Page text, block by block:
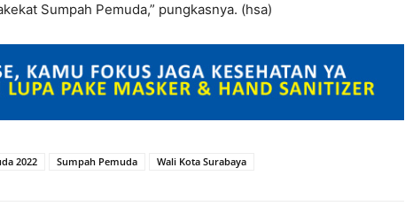
Sumpah Pemuda,” pungkasnya. (hsa)
2022 Sumpah Pemuda Wali Kota Surabaya